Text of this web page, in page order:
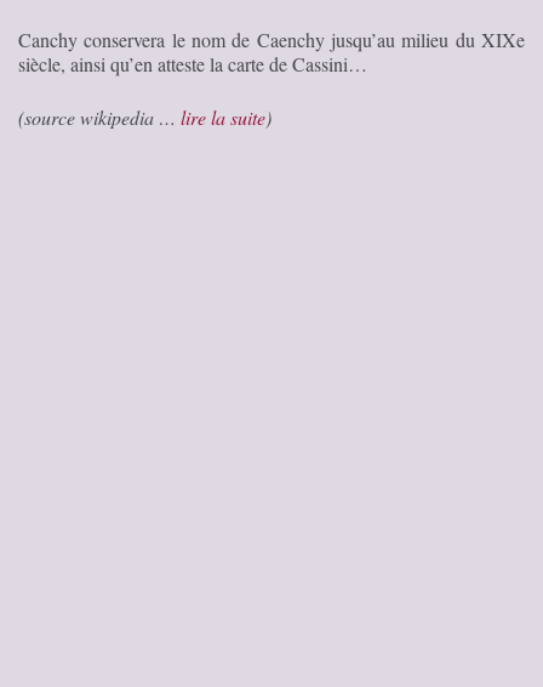
Canchy conservera le nom de Caenchy jusqu’au milieu du XIXe
siècle, ainsi qu’en atteste la carte de Cassini…
(source wikipedia … lire la suite)